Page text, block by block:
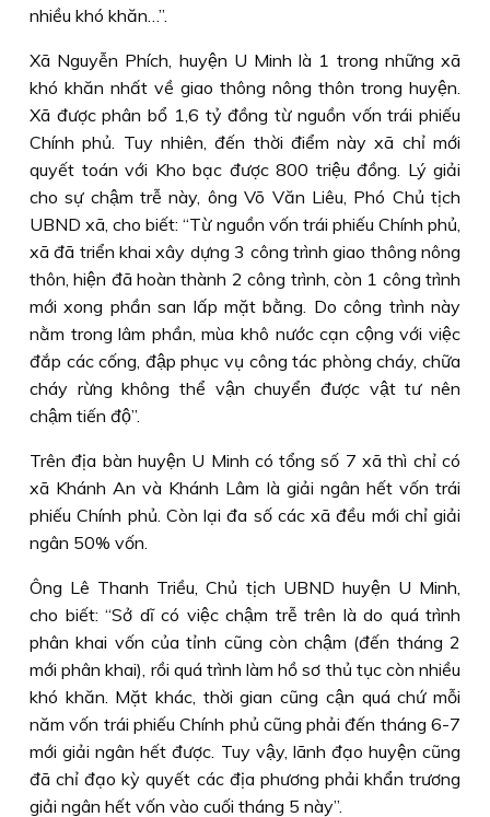
nhiều khó khăn…”.
Xã Nguyễn Phích, huyện U Minh là 1 trong những xã
khó khăn nhất về giao thông nông thôn trong huyện.
Xã được phân bổ 1,6 tỷ đồng từ nguồn vốn trái phiếu
Chính phủ. Tuy nhiên, đến thời điểm này xã chỉ mới
quyết toán với Kho bạc được 800 triệu đồng. Lý giải
cho sự chậm trễ này, ông Võ Văn Liêu, Phó Chủ tịch
UBND xã, cho biết: “Từ nguồn vốn trái phiếu Chính phủ,
xã đã triển khai xây dựng 3 công trình giao thông nông
thôn, hiện đã hoàn thành 2 công trình, còn 1 công trình
mới xong phần san lấp mặt bằng. Do công trình này
nằm trong lâm phần, mùa khô nước cạn cộng với việc
đắp các cống, đập phục vụ công tác phòng cháy, chữa
cháy rừng không thể vận chuyển được vật tư nên
chậm tiến độ”.
Trên địa bàn huyện U Minh có tổng số 7 xã thì chỉ có
xã Khánh An và Khánh Lâm là giải ngân hết vốn trái
phiếu Chính phủ. Còn lại đa số các xã đều mới chỉ giải
ngân 50% vốn.
Ông Lê Thanh Triều, Chủ tịch UBND huyện U Minh,
cho biết: “Sở dĩ có việc chậm trễ trên là do quá trình
phân khai vốn của tỉnh cũng còn chậm (đến tháng 2
mới phân khai), rồi quá trình làm hồ sơ thủ tục còn nhiều
khó khăn. Mặt khác, thời gian cũng cận quá chứ mỗi
năm vốn trái phiếu Chính phủ cũng phải đến tháng 6-7
mới giải ngân hết được. Tuy vậy, lãnh đạo huyện cũng
đã chỉ đạo kỳ quyết các địa phương phải khẩn trương
giải ngân hết vốn vào cuối tháng 5 này”.